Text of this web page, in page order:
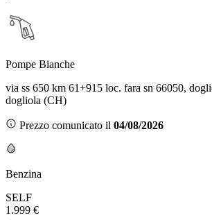
Pompe Bianche
via ss 650 km 61+915 loc. fara sn 66050,
dogliola (CH)
Prezzo comunicato il 04/08/2026
Benzina
SELF
1.999 €